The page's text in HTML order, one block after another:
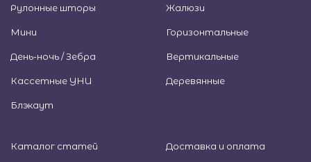
Рулонные шторы
Мини
День-ночь / Зебра
Кассетные УНИ
Блэкаут
Жалюзи
Горизонтальные
Вертикальные
Деревянные
Каталог статей Доставка и оплата